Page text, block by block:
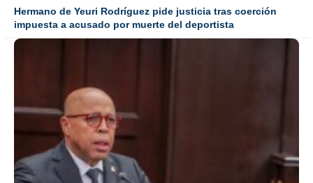
Hermano de Yeuri Rodríguez pide justicia tras coerción
impuesta a acusado por muerte del deportista